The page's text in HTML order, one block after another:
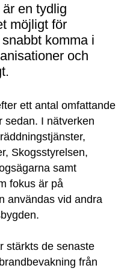
en tydlig
möjligt för
komma i
och
ett antal omfattande
sedan. I nätverken
Skogsstyrelsen,
samt
fokus är på
användas vid andra
stärkts de senaste
från